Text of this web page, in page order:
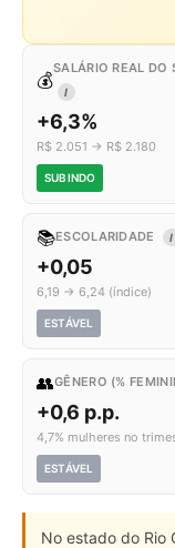
💰
SALÁRIO REAL DO
I
+6,3%
R$ 2.051 → R$ 2.180
SUBINDO
📚ESCOLARIDADE I
+0,05
6,19 → 6,24 (índice)
ESTÁVEL
👥GÊNERO (%
+0,6 p.p.
4,7% mulheres no
ESTÁVEL
No estado do Rio